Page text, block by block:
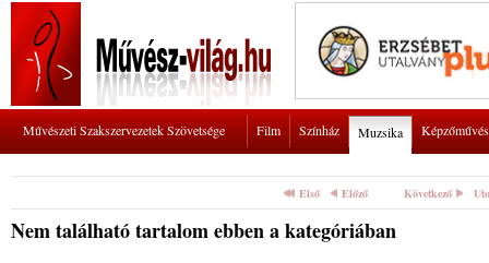
Művészeti Szakszervezetek Szövetsége Film Színház Muzsika
Első Előző Következő
Nem található tartalom ebben a kategóriában